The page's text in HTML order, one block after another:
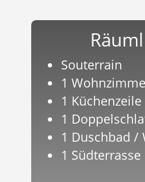
Souterrain
1
1 Küchenzeile
1
1 Duschbad /
1 Südterrasse